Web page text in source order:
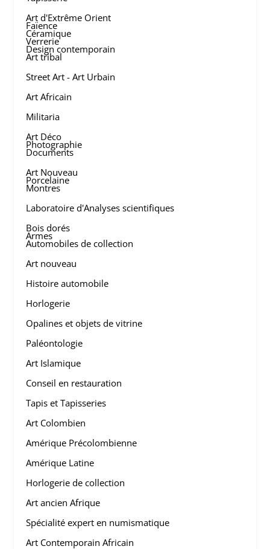
Art d'Extrême Orient
Faïence
Céramique
Verrerie
Design contemporain
Art tribal
Street Art - Art Urbain
Art Africain
Militaria
Art Déco
Photographie
Documents
Art Nouveau
Porcelaine
Montres
Laboratoire d'Analyses scientifiques
Bois dorés
Armes
Automobiles de collection
Art nouveau
Histoire automobile
Horlogerie
Opalines et objets de vitrine
Paléontologie
Art Islamique
Conseil en restauration
Tapis et Tapisseries
Art Colombien
Amérique Précolombienne
Amérique Latine
Horlogerie de collection
Art ancien Afrique
Spécialité expert en numismatique
Art Contemporain Africain